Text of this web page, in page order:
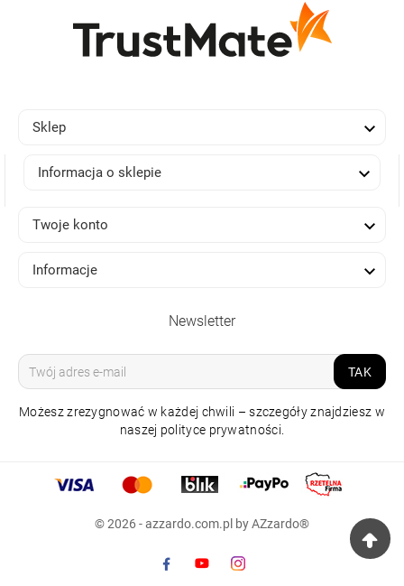
SPOTLIGHT TOMI 1
Sklep 
Informacja o sklepie 
Twoje konto 
Informacje 
Newsletter
TAK
Możesz zrezygnować w każdej chwili – szczegóły znajdziesz w
naszej polityce prywatności.
© 2026 - azzardo.com.pl by AZzardo®